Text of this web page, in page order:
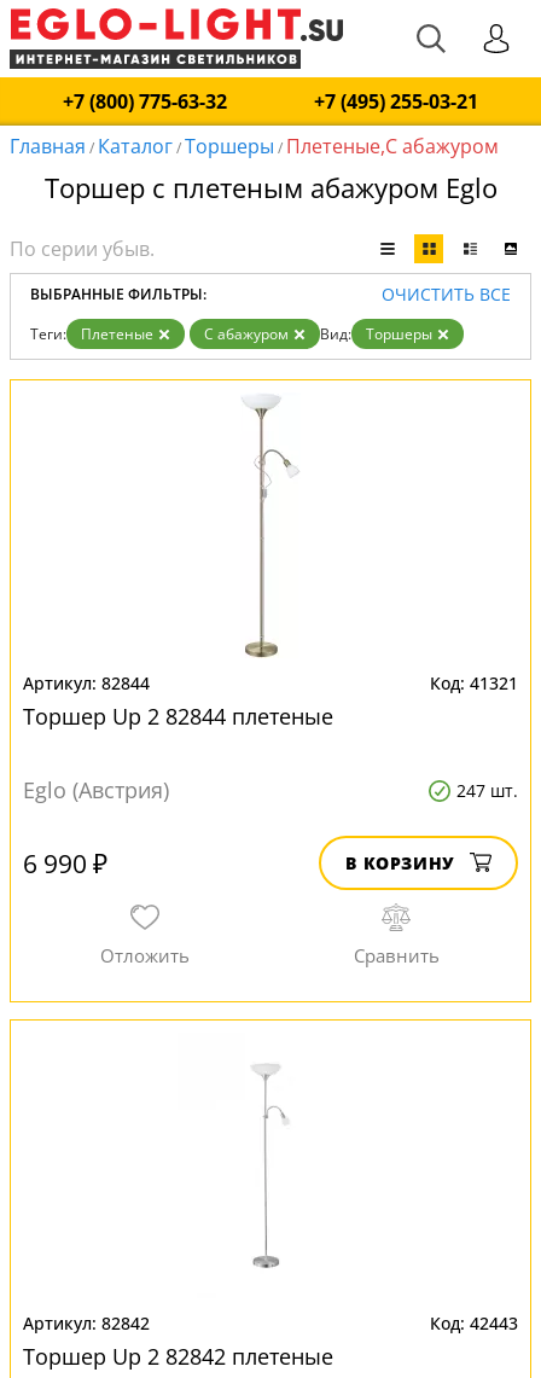
+7 (800) 775-63-32
+7 (495) 255-03-21
Главная / Каталог/Торшеры / Плетеные,С абажуром
Торшер с плетеным абажуром Eglo
ВЫБРАННЫЕ ФИЛЬТРЫ: ОЧИСТИТЬ ВСЕ
Теги: Плетеные С абажуром Вид: Торшеры
82844 41321
Торшер Up 2 82844 плетеные
Eglo (Австрия) 247 шт.
6 990 ₽ В КОРЗИНУ
82842 42443
Торшер Up 2 82842 плетеные